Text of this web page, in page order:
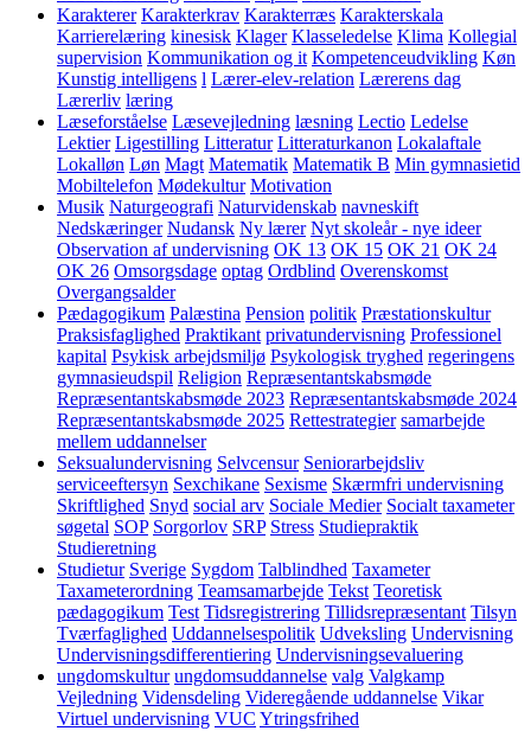
Karakterer Karakterkrav Karakterræs Karakterskala
Karrierelæring kinesisk Klager Klasseledelse Klima Kollegial
supervision Kommunikation og it Kompetenceudvikling Køn
Kunstig intelligens l Lærer-elev-relation Lærerens dag
Lærerliv læring
Læseforståelse Læsevejledning læsning Lectio Ledelse
Lektier Ligestilling Litteratur Litteraturkanon Lokalaftale
Lokalløn Løn Magt Matematik Matematik B Min gymnasietid
Mobiltelefon Mødekultur Motivation
Musik Naturgeografi Naturvidenskab navneskift
Nedskæringer Nudansk Ny lærer Nyt skoleår - nye ideer
Observation af undervisning OK 13 OK 15 OK 21 OK 24
OK 26 Omsorgsdage optag Ordblind Overenskomst
Overgangsalder
Pædagogikum Palæstina Pension politik Præstationskultur
Praksisfaglighed Praktikant privatundervisning Professionel
kapital Psykisk arbejdsmiljø Psykologisk tryghed regeringens
gymnasieudspil Religion Repræsentantskabsmøde
Repræsentantskabsmøde 2023 Repræsentantskabsmøde 2024
Repræsentantskabsmøde 2025 Rettestrategier samarbejde
mellem uddannelser
Seksualundervisning Selvcensur Seniorarbejdsliv
serviceeftersyn Sexchikane Sexisme Skærmfri undervisning
Skriftlighed Snyd social arv Sociale Medier Socialt taxameter
søgetal SOP Sorgorlov SRP Stress Studiepraktik
Studieretning
Studietur Sverige Sygdom Talblindhed Taxameter
Taxameterordning Teamsamarbejde Tekst Teoretisk
pædagogikum Test Tidsregistrering Tillidsrepræsentant Tilsyn
Tværfaglighed Uddannelsespolitik Udveksling Undervisning
Undervisningsdifferentiering Undervisningsevaluering
ungdomskultur ungdomsuddannelse valg Valgkamp
Vejledning Vidensdeling Videregående uddannelse Vikar
Virtuel undervisning VUC Ytringsfrihed